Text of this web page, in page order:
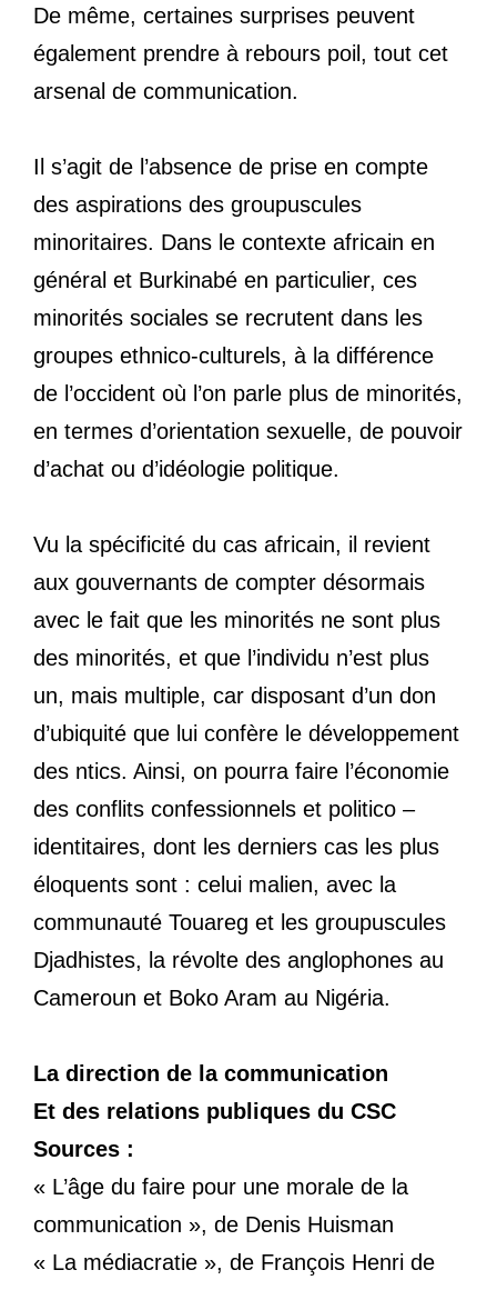
De même, certaines surprises peuvent
également prendre à rebours poil, tout cet
arsenal de communication.
Il s’agit de l’absence de prise en compte
des aspirations des groupuscules
minoritaires. Dans le contexte africain en
général et Burkinabé en particulier, ces
minorités sociales se recrutent dans les
groupes ethnico-culturels, à la différence
de l’occident où l’on parle plus de minorités,
en termes d’orientation sexuelle, de pouvoir
d’achat ou d’idéologie politique.
Vu la spécificité du cas africain, il revient
aux gouvernants de compter désormais
avec le fait que les minorités ne sont plus
des minorités, et que l’individu n’est plus
un, mais multiple, car disposant d’un don
d’ubiquité que lui confère le développement
des ntics. Ainsi, on pourra faire l’économie
des conflits confessionnels et politico –
identitaires, dont les derniers cas les plus
éloquents sont : celui malien, avec la
communauté Touareg et les groupuscules
Djadhistes, la révolte des anglophones au
Cameroun et Boko Aram au Nigéria.
La direction de la communication
Et des relations publiques du CSC
Sources :
« L’âge du faire pour une morale de la
communication », de Denis Huisman
« La médiacratie », de François Henri de